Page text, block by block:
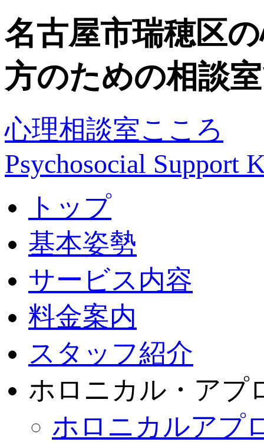
名古屋市瑞穂区
方のための相談
心理相談室こころ
Psychosocial Support
トップ
基本姿勢
サービス内容
料金案内
スタッフ紹介
ホロニカル・アプ
ホロニカルアプ